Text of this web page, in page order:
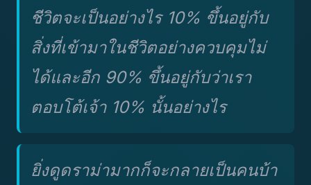
ชีวิตจะเป็นอย่างไร 10% ขึ้นอยู่กับ
สิ่งที่เข้ามาในชีวิตอย่างควบคุมไม่
ได้และอีก 90% ขึ้นอยู่กับว่าเรา
ตอบโต้เจ้า 10% นั้นอย่างไร
ยิ่งดูดราม่ามากก็จะกลายเป็นคนบ้า